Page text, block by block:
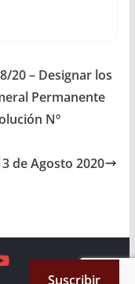
20 – Designar los
Permanente
Nº
de Agosto 2020
. All rights reserved.
Suscribir